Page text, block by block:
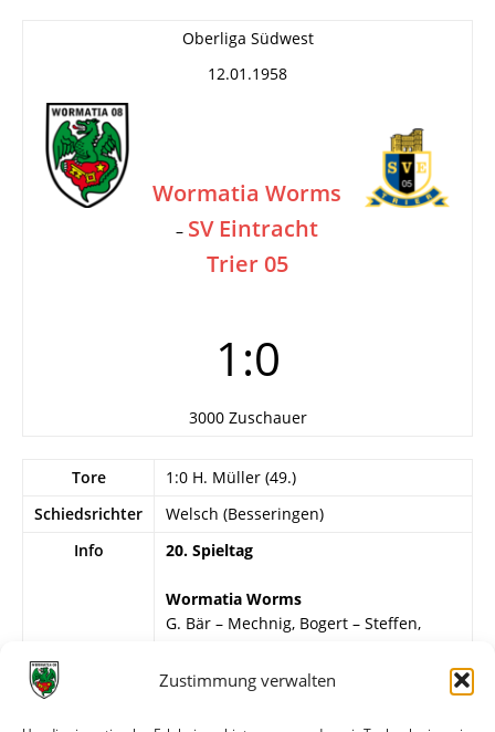
Zustimmung verwalten
Oberliga Südwest
12.01.1958
Wormatia Worms
– SV Eintracht
Trier 05
1:0
3000 Zuschauer
Tore
1:0 H. Müller (49.)
Schiedsrichter
Welsch (Besseringen)
Info
20. Spieltag
Wormatia Worms
G. Bär – Mechnig, Bogert – Steffen,
Klingler, Wettig, H. Müller, Freese.